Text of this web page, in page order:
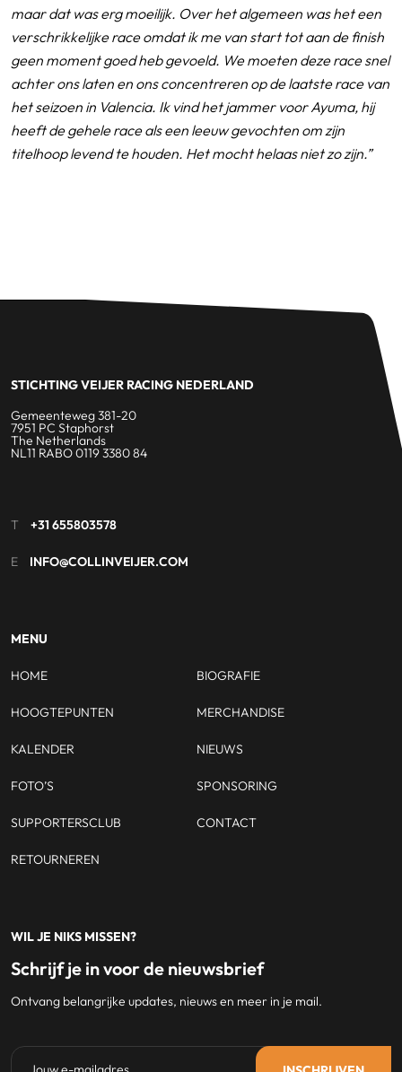
maar dat was erg moeilijk. Over het algemeen was het een
verschrikkelijke race omdat ik me van start tot aan de finish
geen moment goed heb gevoeld. We moeten deze race snel
achter ons laten en ons concentreren op de laatste race van
het seizoen in Valencia. Ik vind het jammer voor Ayuma, hij
heeft de gehele race als een leeuw gevochten om zijn
titelhoop levend te houden. Het mocht helaas niet zo zijn.”
STICHTING VEIJER RACING NEDERLAND
Gemeenteweg 381-20
7951 PC Staphorst
The Netherlands
NL11 RABO 0119 3380 84
T +31 655803578
E INFO@COLLINVEIJER.COM
MENU
HOME BIOGRAFIE
HOOGTEPUNTEN MERCHANDISE
KALENDER NIEUWS
FOTO’S SPONSORING
SUPPORTERSCLUB CONTACT
RETOURNEREN
WIL JE NIKS MISSEN?
Schrijf je in voor de nieuwsbrief
Ontvang belangrijke updates, nieuws en meer in je mail.